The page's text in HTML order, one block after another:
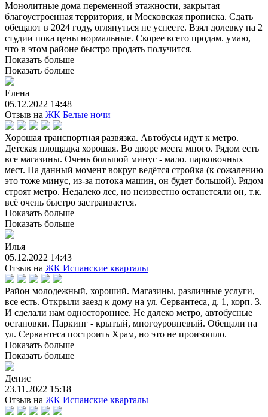
Монолитные дома переменной этажности, закрытая
благоустроенная территория, и Московская прописка. Сдать
обещают в 2024 году, оглянуться не успеете. Взял долевку на 2
студии пока цены нормальные. Скорее всего продам. умаю,
что в этом районе быстро продать получится.
Показать больше
Показать больше
Елена
05.12.2022 14:48
Отзыв на ЖК Белые ночи
Хорошая транспортная развязка. Автобусы идут к метро.
Детская площадка хорошая. Во дворе места много. Рядом есть
все магазины. Очень большой минус - мало. парковочных
мест. На данный момент вокруг ведётся стройка (к сожалению
это тоже минус, из-за потока машин, он будет большой). Рядом
строят метро. Недалеко лес, но неизвестно останетсяли он, т.к.
всё очень быстро застраивается.
Показать больше
Показать больше
Илья
05.12.2022 14:43
Отзыв на ЖК Испанские кварталы
Район молодежный, хороший. Магазины, различные услуги,
все есть. Открыли заезд к дому на ул. Сервантеса, д. 1, корп. 3.
И сделали нам одностороннее. Не далеко метро, автобусные
остановки. Паркинг - крытый, многоуровневый. Обещали на
ул. Сервантеса построить Храм, но это не произошло.
Показать больше
Показать больше
Денис
23.11.2022 15:18
Отзыв на ЖК Испанские кварталы